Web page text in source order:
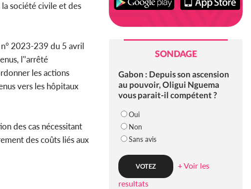
société civile et des
2023-239 du 5 avril
l'’arrêté
les actions
vers les hôpitaux
des cas nécessitant
des coûts liés aux
SONDAGE
Gabon : Depuis son ascension
au pouvoir, Oligui Nguema
vous parait-il compétent ?
Oui
Non
Sans avis
+ Voir les
resultats